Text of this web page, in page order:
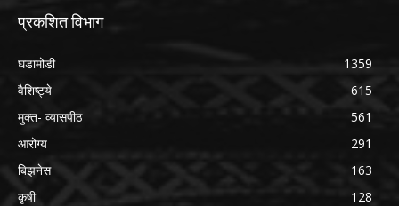
प्रकशित विभाग
घडामोडी
1359
वैशिष्ट्ये
615
मुक्त- व्यासपीठ
561
आरोग्य
291
बिझनेस
163
कृषी
128